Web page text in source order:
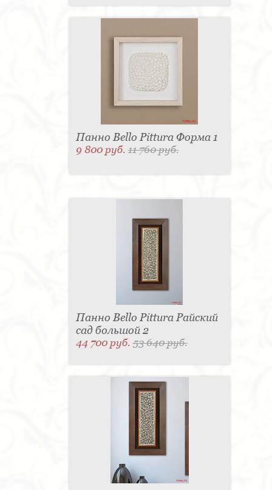
Панно Bello Pittura Форма 1
9 800 руб.11 760 руб.
Панно Bello Pittura Райский
сад большой 2
44 700 руб.53 640 руб.